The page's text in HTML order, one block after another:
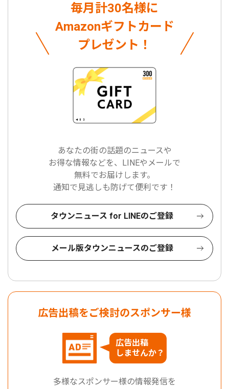
毎月計30名様に
Amazonギフトカード
プレゼント！
あなたの街の話題のニュースや
お得な情報などを、LINEやメールで
無料でお届けします。
通知で見逃しも防げて便利です！
タウンニュース for LINEのご登録
メール版タウンニュースのご登録
広告出稿をご検討のスポンサー様
広告出稿
しませんか？
多様なスポンサー様の情報発信を